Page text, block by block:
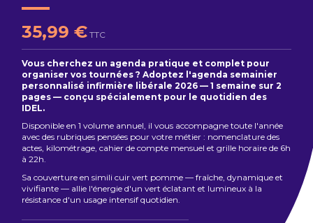
35,99 € TTC
Vous cherchez un agenda pratique et complet pour
organiser vos tournées ? Adoptez l'agenda semainier
personnalisé infirmière libérale 2026 — 1 semaine sur 2
pages — conçu spécialement pour le quotidien des
IDEL.
Disponible en 1 volume annuel, il vous accompagne toute l'année
avec des rubriques pensées pour votre métier : nomenclature des
actes, kilométrage, cahier de compte mensuel et grille horaire de 6h
à 22h.
Sa couverture en simili cuir vert pomme — fraîche, dynamique et
vivifiante — allie l'énergie d'un vert éclatant et lumineux à la
résistance d'un usage intensif quotidien.